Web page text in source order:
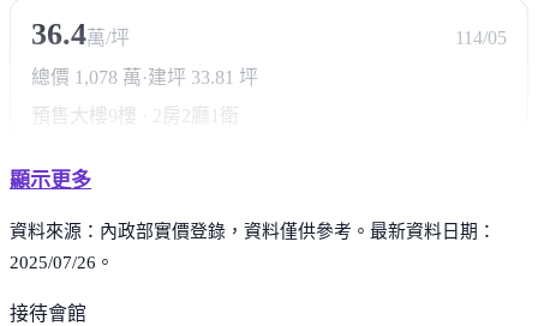
36.4萬/坪
114/05
總價 1,078 萬 ·建坪 33.81 坪
預售大樓9樓 · 2房2廳1衛
顯示更多
資料來源：內政部實價登錄，資料僅供參考。最新資料日期：
2025/07/26。
接待會館